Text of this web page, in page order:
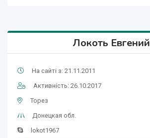
Локоть Евгений
На сайті з: 21.11.2011
Активність: 26.10.2017
Торез
Донецкая обл.
lokot1967